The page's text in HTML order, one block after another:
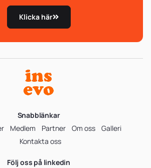
Klicka här
Snabblänkar
Medlem Partner Om oss
Galleri
Kontakta oss
Följ oss på linkedin